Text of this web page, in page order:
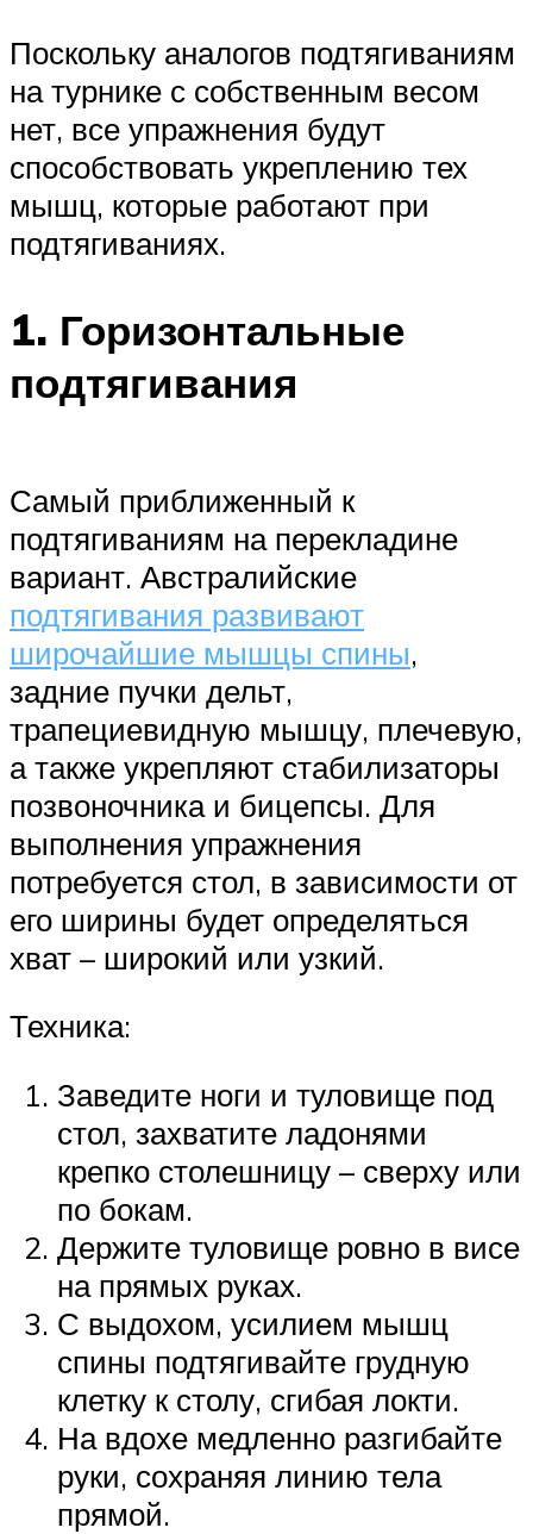
Поскольку аналогов подтягиваниям
на турнике с собственным весом
нет, все упражнения будут
способствовать укреплению тех
мышц, которые работают при
подтягиваниях.
1. Горизонтальные
подтягивания
Самый приближенный к
подтягиваниям на перекладине
вариант. Австралийские
подтягивания развивают
широчайшие мышцы спины,
задние пучки дельт,
трапециевидную мышцу, плечевую,
а также укрепляют стабилизаторы
позвоночника и бицепсы. Для
выполнения упражнения
потребуется стол, в зависимости от
его ширины будет определяться
хват – широкий или узкий.
Техника:
Заведите ноги и туловище под
стол, захватите ладонями
крепко столешницу – сверху или
по бокам.
Держите туловище ровно в висе
на прямых руках.
С выдохом, усилием мышц
спины подтягивайте грудную
клетку к столу, сгибая локти.
На вдохе медленно разгибайте
руки, сохраняя линию тела
прямой.